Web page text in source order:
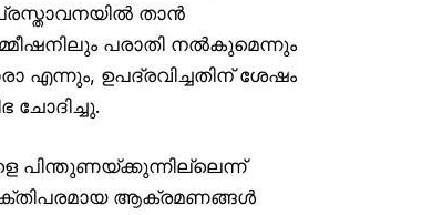
താൻ
പരാതി നൽകുമെന്നും
എന്നും, ഉപദ്രവിച്ചതിന് ശേഷം
ചോദിച്ചു.
പിന്തുണയ്ക്കുന്നില്ലെന്ന്
ആക്രമണങ്ങൾ